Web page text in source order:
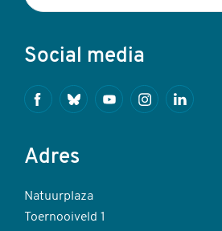
Social media
FacebookBlueskyYoutubeInstagramLinkedin
Adres
Natuurplaza
Toernooiveld 1